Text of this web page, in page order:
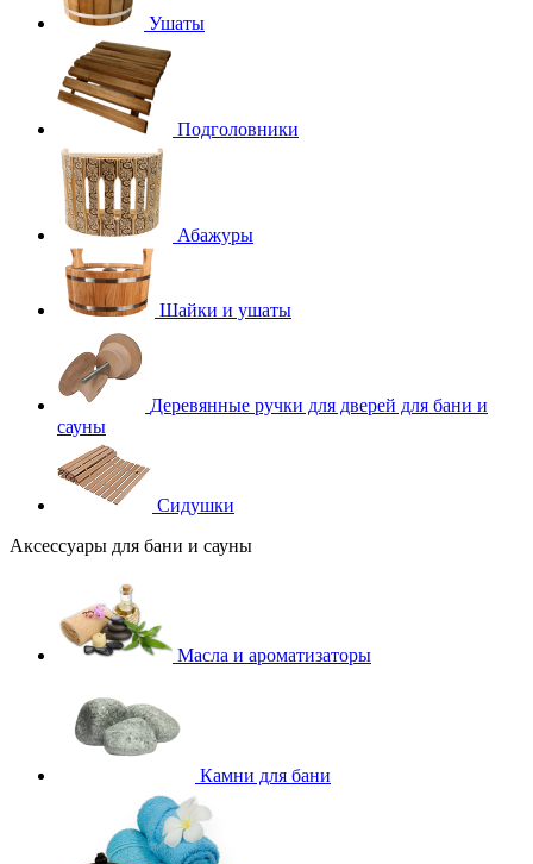
Ушаты
Подголовники
Абажуры
Шайки и ушаты
Деревянные ручки для дверей для бани и
сауны
Сидушки
Аксессуары для бани и сауны
Масла и ароматизаторы
Камни для бани